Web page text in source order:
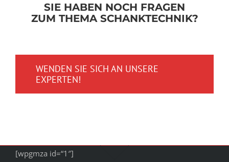
SIE HABEN NOCH FRAGEN
ZUM THEMA SCHANKTECHNIK?
WENDEN SIE SICH AN UNSERE
EXPERTEN!
[wpgmza id=“1″]